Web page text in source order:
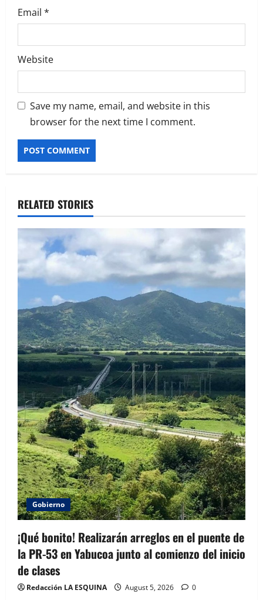
Email *
Website
Save my name, email, and website in this
browser for the next time I comment.
RELATED STORIES
Gobierno
¡Qué bonito! Realizarán arreglos en el puente de
la PR-53 en Yabucoa junto al comienzo del inicio
de clases
Redacción LA ESQUINA August 5, 2026 0